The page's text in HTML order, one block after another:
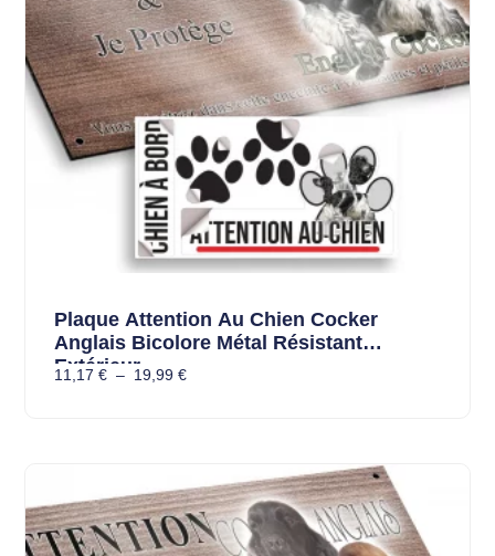
Plaque Attention Au Chien Cocker
Anglais Bicolore Métal Résistant
Extérieur
11,17 € – 19,99 €